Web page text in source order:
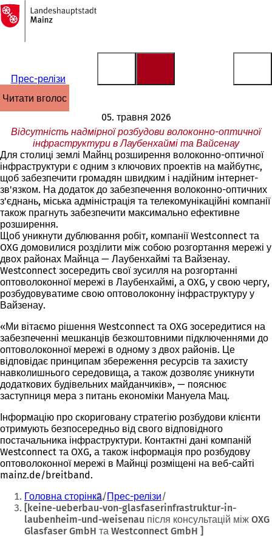
Перейти до змісту
На
головну
сторінку
Прес-релізи
читати вголос
05. травня 2026
Відсутність надмірної розбудови волоконно-оптичної
інфраструктури в Лаубенхаймі та Вайсенау
Для столиці землі Майнц розширення волоконно-оптичної
інфраструктури є одним з ключових проектів на майбутнє,
щоб забезпечити громадян швидким і надійним інтернет-
зв'язком. На додаток до забезпечення волоконно-оптичних
з'єднань, міська адміністрація та телекомунікаційні компанії
також прагнуть забезпечити максимально ефективне
розширення.
Щоб уникнути дублювання робіт, компанії Westconnect та
OXG домовилися розділити між собою розгортання мережі у
двох районах Майнца — Лаубенхаймі та Вайзенау.
Westconnect зосередить свої зусилля на розгортанні
оптоволоконної мережі в Лаубенхаймі, а OXG, у свою чергу,
розбудовуватиме свою оптоволоконну інфраструктуру у
Вайзенау.
«Ми вітаємо рішення Westconnect та OXG зосередитися на
забезпеченні мешканців безкоштовними підключеннями до
оптоволоконної мережі в одному з двох районів. Це
відповідає принципам збереження ресурсів та захисту
навколишнього середовища, а також дозволяє уникнути
додаткових будівельних майданчиків», — пояснює
заступниця мера з питань економіки Мануела Мац.
Інформацію про скориговану стратегію розбудови клієнти
отримують безпосередньо від свого відповідного
постачальника інфраструктури. Контактні дані компаній
Westconnect та OXG, а також інформація про розбудову
оптоволоконної мережі в Майнці розміщені на веб-сайті
mainz.de/breitband.
Ти
тут:
Головна сторінка Прес-релізи
[keine-ueberbau-von-glasfaserinfrastruktur-in-
laubenheim-und-weisenau після консультацій між OXG
Glasfaser GmbH та Westconnect GmbH ]